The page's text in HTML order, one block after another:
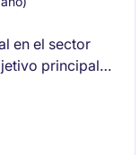
en el sector
principal
será
comerciales